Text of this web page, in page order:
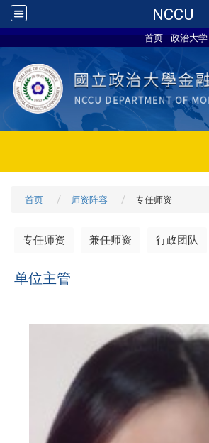
NCCU
首页 政治大学
首页 师资阵容 专任师资
专任师资 兼任师资 行政团队
单位主管